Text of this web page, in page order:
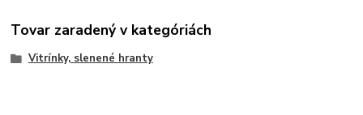
Tovar zaradený v kategóriách
Vitrínky, slenené hranty